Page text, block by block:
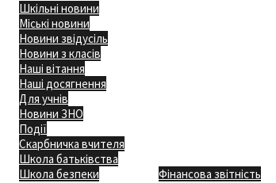
Шкільні новини
Міські новини
Новини звідусіль
Новини з класів
Наші вітання
Наші досягнення
Для учнів
Новини ЗНО
Події
Скарбничка вчителя
Школа батьківства
Школа безпеки
Фінансова звітність